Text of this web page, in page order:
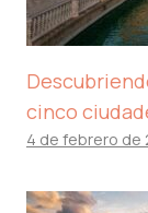
cinco
4 de febrero de